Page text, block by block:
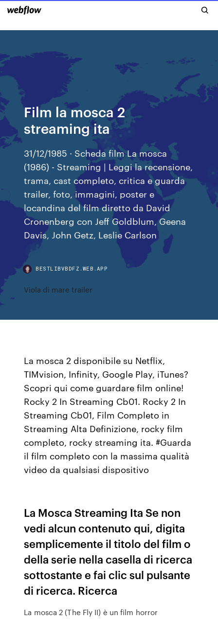
Film la mosca 2
streaming ita
31/12/1985 · Scheda film La mosca
(1986) - Streaming | Leggi la recensione,
trama, cast completo, critica e guarda
trailer, foto, immagini, poster e
locandina del film diretto da David
Cronenberg con Jeff Goldblum, Geena
Davis, John Getz, Leslie Carlson
BESTLIBVBDFZ.WEB.APP
Viola di mare trailer
La mosca 2 disponibile su Netflix,
TIMvision, Infinity, Google Play, iTunes?
Scopri qui come guardare film online!
Rocky 2 In Streaming Cb01. Rocky 2 In
Streaming Cb01, Film Completo in
Streaming Alta Definizione, rocky film
completo, rocky streaming ita. #Guarda
il film completo con la massima qualità
video da qualsiasi dispositivo
La Mosca Streaming Ita Se non
vedi alcun contenuto qui, digita
semplicemente il titolo del film o
della serie nella casella di ricerca
sottostante e fai clic sul pulsante
di ricerca. Ricerca
La mosca 2 (The Fly II) è un film horror